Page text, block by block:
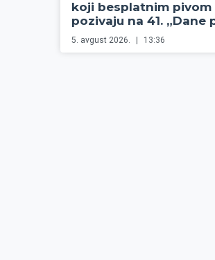
koji besplatnim pivom
pozivaju na 41. „Dane
5. avgust 2026. 13:36